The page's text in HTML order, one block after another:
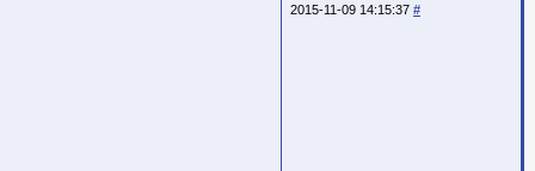
2015-11-09 14:15:37 #